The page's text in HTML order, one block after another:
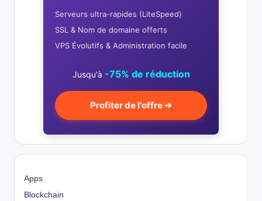
Serveurs ultra-rapides (LiteSpeed)
SSL & Nom de domaine offerts
VPS Évolutifs & Administration facile
Jusqu'à -75% de réduction
Profiter de l'offre ➔
Apps
Blockchain